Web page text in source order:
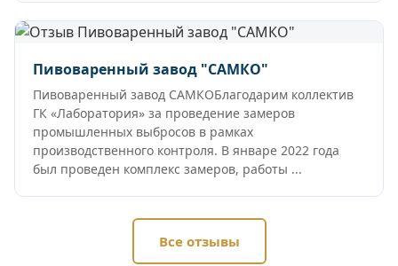
Пивоваренный завод "САМКО"
Пивоваренный завод САМКОБлагодарим коллектив
ГК «Лаборатория» за проведение замеров
промышленных выбросов в рамках
производственного контроля. В январе 2022 года
был проведен комплекс замеров, работы ...
Все отзывы